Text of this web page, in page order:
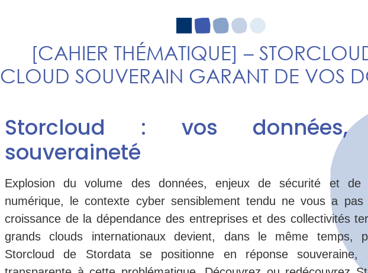
[CAHIER THÉMATIQUE] –
CLOUD SOUVERAIN GARANT DE VOS
Storcloud : vos données,
souveraineté
Explosion du volume des données, enjeux de sécurité et de
numérique, le contexte cyber sensiblement tendu ne vous a pas
croissance de la dépendance des entreprises et des collectivités
grands clouds internationaux devient, dans le même temps,
Storcloud de Stordata se positionne en réponse souveraine,